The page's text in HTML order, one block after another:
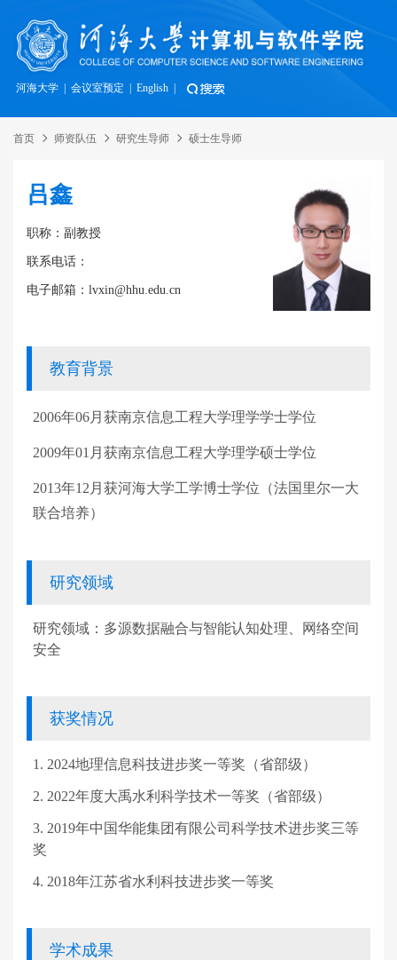
河海大学 会议室预定 English
首页 师资队伍 研究生导师 硕士生导师
吕鑫
职称：副教授
联系电话：
电子邮箱：lvxin@hhu.edu.cn
教育背景
2006年06月获南京信息工程大学理学学士学位
2009年01 月获南京信息工程大学理学硕士学位
2013年12 月获河海大学工学博士学位（法国里尔一大
联合培养）
研究领域
研究领域：多源数据融合与智能认知处理、网络空间
安全
获奖情况
1. 2024地理信息科技进步奖一等奖（省部级）
2. 2022年度大禹水利科学技术一等奖（省部级）
3. 2019年中国华能集团有限公司科学技术进步奖三等
奖
4. 2018年江苏省水利科技进步奖一等奖
学术成果